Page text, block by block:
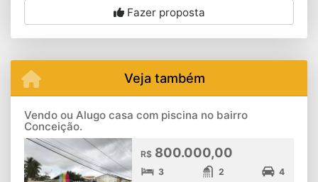
Fazer proposta
Veja também
Vendo ou Alugo casa com piscina no bairro
Conceição.
R$ 800.000,00
3 2 4